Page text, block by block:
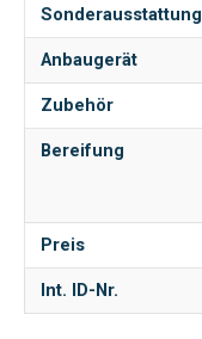
Sonderausstattung
Anbaugerät
Zubehör
Bereifung
Preis
Int. ID-Nr.